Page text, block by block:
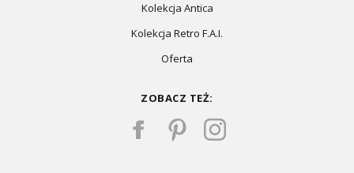
Kolekcja Antica
Kolekcja Retro F.A.I.
Oferta
ZOBACZ TEŻ: